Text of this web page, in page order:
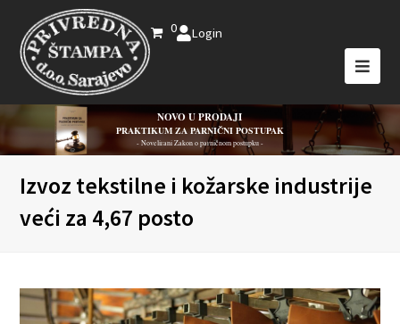
0 Login
NOVO U PRODAJI
PRAKTIKUM ZA PARNIČNI POSTUPAK
- Novelirani Zakon o parničnom postupku -
Izvoz tekstilne i kožarske industrije
veći za 4,67 posto